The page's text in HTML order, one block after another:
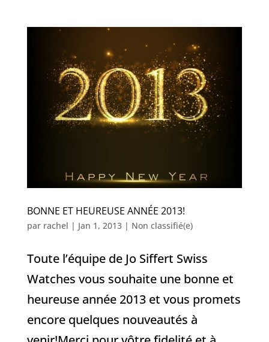
BONNE ET HEUREUSE ANNÉE 2013!
par rachel | Jan 1, 2013| Non classifié(e)
Toute l’équipe de Jo Siffert Swiss
Watches vous souhaite une bonne et
heureuse année 2013 et vous promets
encore quelques nouveautés à